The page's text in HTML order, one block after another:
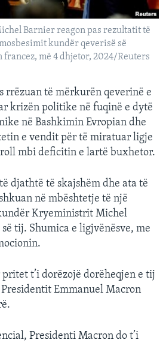
Barnier reagon pas rezultatit të
kundër qeverisë së
francez, më 4 dhjetor, 2024/Reuters
rrëzuan të mërkurën qeverinë e
krizën politike në fuqinë e dytë
në Bashkimin Evropian dhe
e vendit për të miratuar ligje
mbi deficitin e lartë buxhetor.
djathtë të skajshëm dhe ata të
në mbështetje të një
Kryeministrit Michel
tij. Shumica e ligjvënësve, me
t’i dorëzojë dorëheqjen e tij
Emmanuel Macron
Presidenti Macron do t’i